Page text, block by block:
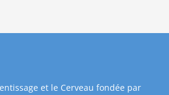
et le Cerveau fondée par